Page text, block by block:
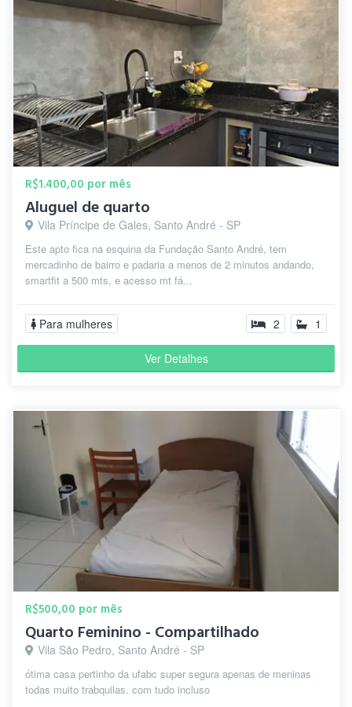
R$1.400,00 por mês
Aluguel de quarto
Vila Príncipe de Gales, Santo André - SP
Este apto fica na esquina da Fundação Santo André, tem
mercadinho de bairro e padaria a menos de 2 minutos andando,
smartfit a 500 mts, e acesso mt fá...
Para mulheres 2 1
Ver Detalhes
R$500,00 por mês
Quarto Feminino - Compartilhado
Vila São Pedro, Santo André - SP
ótima casa pertinho da ufabc super segura apenas de meninas
todas muito trabquilas. com tudo incluso